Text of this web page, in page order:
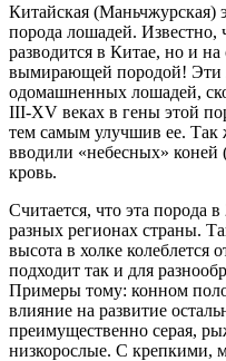
Китайская (Маньчжурская)
порода лошадей. Известно,
разводится в Китае, но и
вымирающей породой! Эти
одомашненных лошадей,
III-XV веках в гены этой
тем самым улучшив ее.
вводили «небесных» коней
кровь.
Считается, что эта порода
разных регионах страны.
высота в холке колеблется
подходит так и для
Примеры тому: конном
влияние на развитие
преимущественно серая,
низкорослые. С